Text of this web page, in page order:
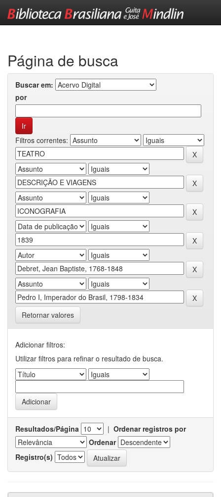
Página de busca
Buscar em:
por
Filtros correntes:
Retornar valores
Adicionar filtros:
Utilizar filtros para refinar o resultado de busca.
Resultados/Página | Ordenar registros por
Ordenar
Registro(s)